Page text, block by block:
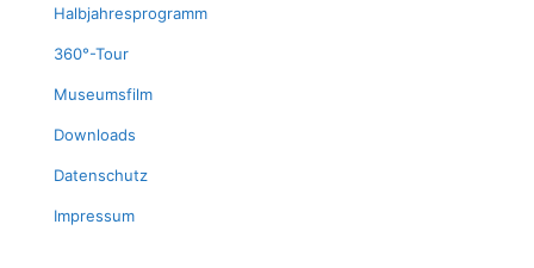
Halb­jah­res­pro­gramm
360°-Tour
Muse­ums­film
Down­loads
Daten­schutz
Impres­sum